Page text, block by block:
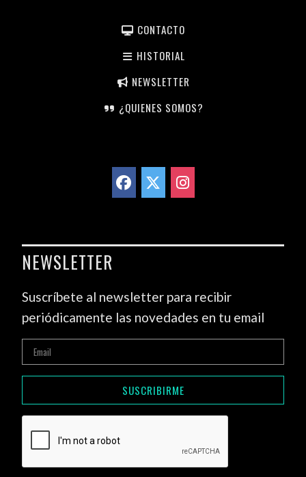
CONTACTO
HISTORIAL
NEWSLETTER
¿QUIENES SOMOS?
NEWSLETTER
Suscríbete al newsletter para recibir
periódicamente las novedades en tu email
SUSCRIBIRME